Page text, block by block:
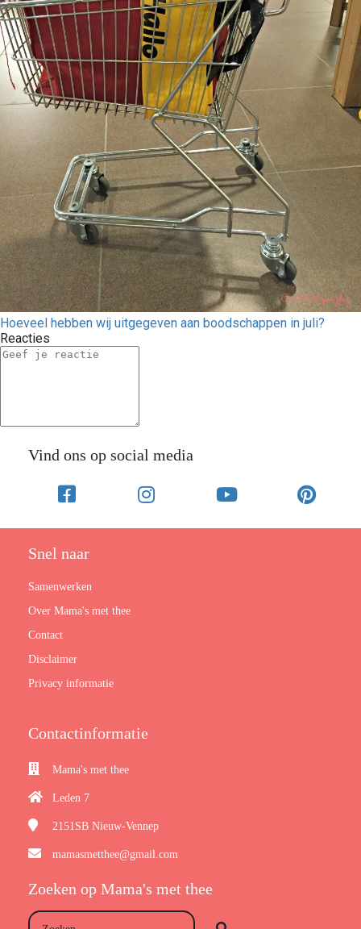
Hoeveel hebben wij uitgegeven aan boodschappen in juli?
Reacties
Vind ons op social media
Snel naar
Samenwerken
Over Mama's met thee
Contact
Disclaimer
Privacy informatie
Contactinformatie
Mama's met thee
Leden 7
2151SB Nieuw-Vennep
mamasmetthee@gmail.com
Zoeken op Mama's met thee